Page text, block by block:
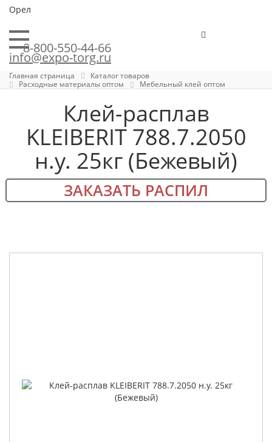
Орел
8-800-550-44-66
info@expo-torg.ru
Главная страница
Каталог товаров
Расходные материалы оптом
Мебельный клей оптом
Клей-расплав
KLEIBERIT 788.7.2050
н.у. 25кг (Бежевый)
ЗАКАЗАТЬ РАСПИЛ